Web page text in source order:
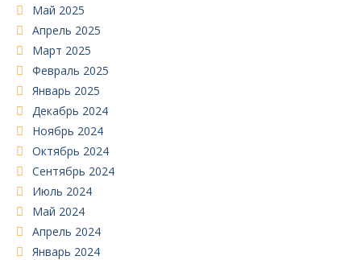
Май 2025
Апрель 2025
Март 2025
Февраль 2025
Январь 2025
Декабрь 2024
Ноябрь 2024
Октябрь 2024
Сентябрь 2024
Июль 2024
Май 2024
Апрель 2024
Январь 2024